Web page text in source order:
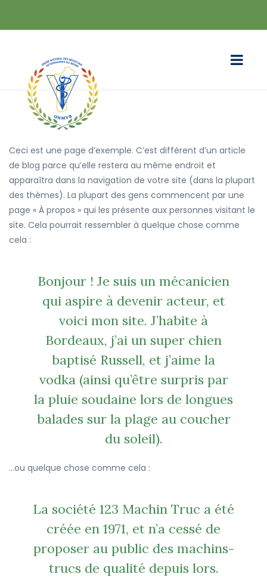
Ceci est une page d’exemple. C’est différent d’un article
de blog parce qu’elle restera au même endroit et
apparaîtra dans la navigation de votre site (dans la plupart
des thèmes). La plupart des gens commencent par une
page « À propos » qui les présente aux personnes visitant le
site. Cela pourrait ressembler à quelque chose comme
cela :
Bonjour ! Je suis un mécanicien
qui aspire à devenir acteur, et
voici mon site. J’habite à
Bordeaux, j’ai un super chien
baptisé Russell, et j’aime la
vodka (ainsi qu’être surpris par
la pluie soudaine lors de longues
balades sur la plage au coucher
du soleil).
…ou quelque chose comme cela :
La société 123 Machin Truc a été
créée en 1971, et n’a cessé de
proposer au public des machins-
trucs de qualité depuis lors.